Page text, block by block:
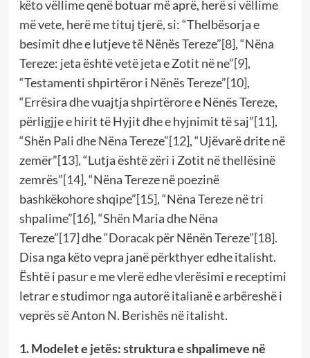
këto vëllime qenë botuar më aprë, herë si vëllime
më vete, herë me tituj tjerë, si: “Thelbësorja e
besimit dhe e lutjeve të Nënës Tereze”[8], “Nëna
Tereze: jeta është vetë jeta e Zotit në ne”[9],
“Testamenti shpirtëror i Nënës Tereze”[10],
“Errësira dhe vuajtja shpirtërore e Nënës Tereze,
përligjje e hirit të Hyjit dhe e hyjnimit të saj”[11],
“Shën Pali dhe Nëna Tereze”[12], “Ujëvarë drite në
zemër”[13], “Lutja është zëri i Zotit në thellësinë
zemrës”[14], “Nëna Tereze në poezinë
bashkëkohore shqipe”[15], “Nëna Tereze në tri
shpalime”[16], “Shën Maria dhe Nëna
Tereze”[17]dhe “Doracak për Nënën Tereze”[18].
Disa nga këto vepra janë përkthyer edhe italisht.
Është i pasur e me vlerë edhe vlerësimi e receptimi
letrar e studimor nga autorë italianë e arbëreshë i
veprës së Anton N. Berishës në italisht.
1. Modelet e jetës: struktura e shpalimeve në